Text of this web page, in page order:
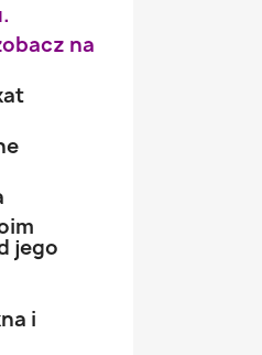
na
jego
i